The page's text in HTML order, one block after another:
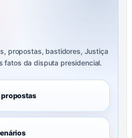
propostas, bastidores, Justiça
fatos da disputa presidencial.
propostas